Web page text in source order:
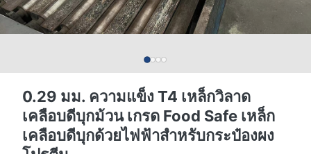
0.29 มม. ความแข็ง T4 เหล็กวิลาด
เคลือบดีบุกม้วน เกรด Food Safe เหล็ก
เคลือบดีบุกด้วยไฟฟ้าสำหรับกระป๋องผง